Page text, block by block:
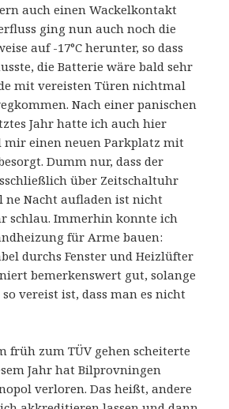
auch einen Wackelkontakt
ging nun auch noch die
auf -17°C herunter, so dass
die Batterie wäre bald sehr
mit vereisten Türen nichtmal
Nach einer panischen
Jahr hatte ich auch hier
mir einen neuen Parkplatz mit
Dumm nur, dass der
über Zeitschaltuhr
ne Nacht aufladen ist nicht
schlau. Immerhin konnte ich
für Arme bauen:
durchs Fenster und Heizlüfter
bemerkenswert gut, solange
vereist ist, dass man es nicht
früh zum TÜV gehen scheiterte
Jahr hat Bilprovningen
verloren. Das heißt, andere